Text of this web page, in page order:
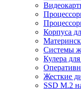
Корпуса
Системы
Кулера
Жесткие
SSD M.2